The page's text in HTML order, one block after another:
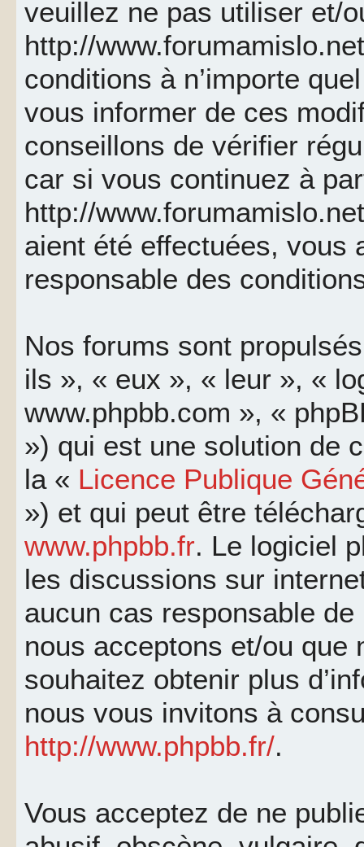
veuillez ne pas utiliser et/
http://
conditions à n’importe
vous informer de ces
conseillons de vérifier
car si vous continuez à
http://
aient été effectuées, vous
responsable des
Nos forums sont
ils », « eux », « leur », «
www.phpbb.com », «
») qui est une solution de
la « Licence Publique
») et qui peut être
www.phpbb.fr. Le logiciel
les discussions sur
aucun cas responsable
nous acceptons et/ou que
souhaitez obtenir plus
nous vous invitons à
http://www.phpbb.fr/.
Vous acceptez de ne